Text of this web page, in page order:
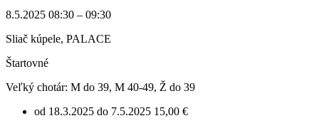
8.5.2025 08:30 – 09:30
Sliač kúpele, PALACE
Štartovné
Veľký chotár: M do 39, M 40-49, Ž do 39
od 18.3.2025 do 7.5.2025 15,00 €